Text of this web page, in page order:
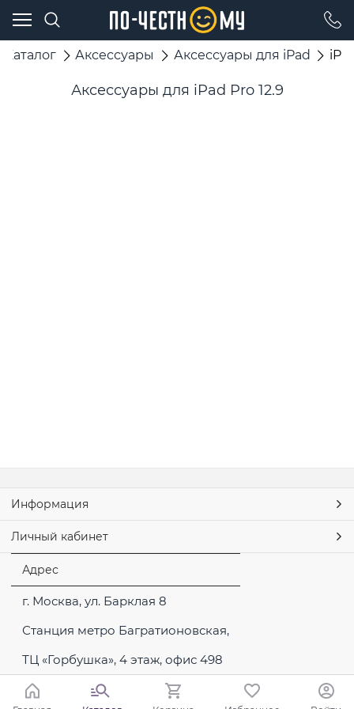
Каталог Аксессуары Аксессуары для iPad
Аксессуары для iPad Pro 12.9
Информация
Личный кабинет
Адрес
г. Москва, ул. Барклая 8
Станция метро Багратионовская,
ТЦ «Горбушка», 4 этаж, офис 498